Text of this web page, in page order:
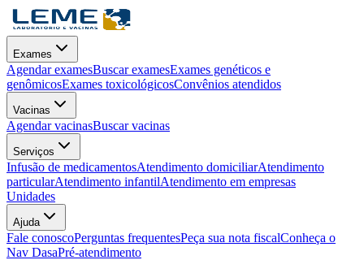
Exames
Agendar examesBuscar examesExames genéticos e
genômicosExames toxicológicosConvênios atendidos
Vacinas
Agendar vacinasBuscar vacinas
Serviços
Infusão de medicamentosAtendimento domiciliarAtendimento
particularAtendimento infantilAtendimento em empresas
Unidades
Ajuda
Fale conoscoPerguntas frequentesPeça sua nota fiscalConheça o
Nav DasaPré-atendimento